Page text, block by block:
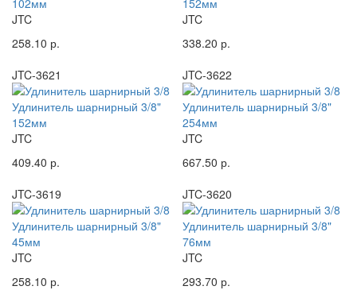
JTC
258.10 р.
JTC
338.20 р.
JTC-3621
Удлинитель шарнирный 3/8"
152мм
JTC
409.40 р.
JTC-3622
Удлинитель шарнирный 3/8"
254мм
JTC
667.50 р.
JTC-3619
Удлинитель шарнирный 3/8"
45мм
JTC
258.10 р.
JTC-3620
Удлинитель шарнирный 3/8"
76мм
JTC
293.70 р.